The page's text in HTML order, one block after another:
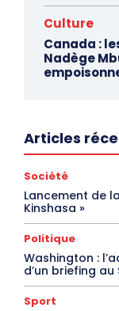
Culture
Canada :
Nadège
Articles
Société
Lancement de
Kinshasa »
Politique
Washington :
d’un briefing
Sport